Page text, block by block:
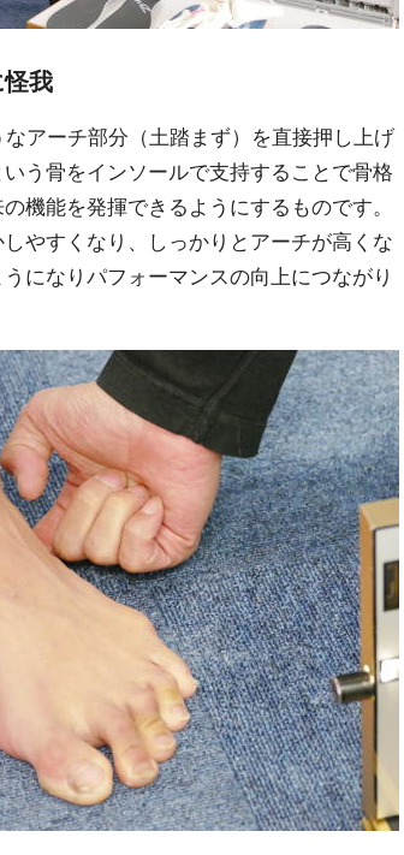
我
アーチ部分（土踏まず）を直接押し上げ
う骨をインソールで支持することで骨格
機能を発揮できるようにするものです。
やすくなり、しっかりとアーチが高くな
になりパフォーマンスの向上につながり